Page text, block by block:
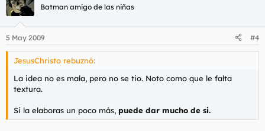
Batman amigo de las niñas
5 May 2009 #4
JesusChristo rebuznó:
La idea no es mala, pero no se tio. Noto como que le falta
textura.
Si la elaboras un poco más, puede dar mucho de si.